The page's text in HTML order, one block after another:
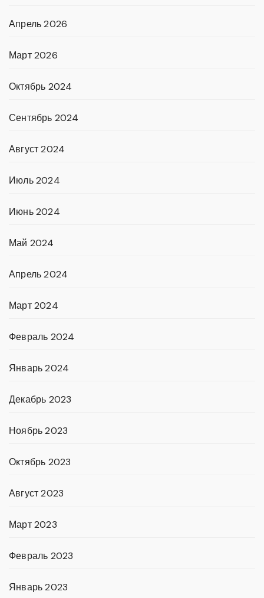
Апрель 2026
Март 2026
Октябрь 2024
Сентябрь 2024
Август 2024
Июль 2024
Июнь 2024
Май 2024
Апрель 2024
Март 2024
Февраль 2024
Январь 2024
Декабрь 2023
Ноябрь 2023
Октябрь 2023
Август 2023
Март 2023
Февраль 2023
Январь 2023